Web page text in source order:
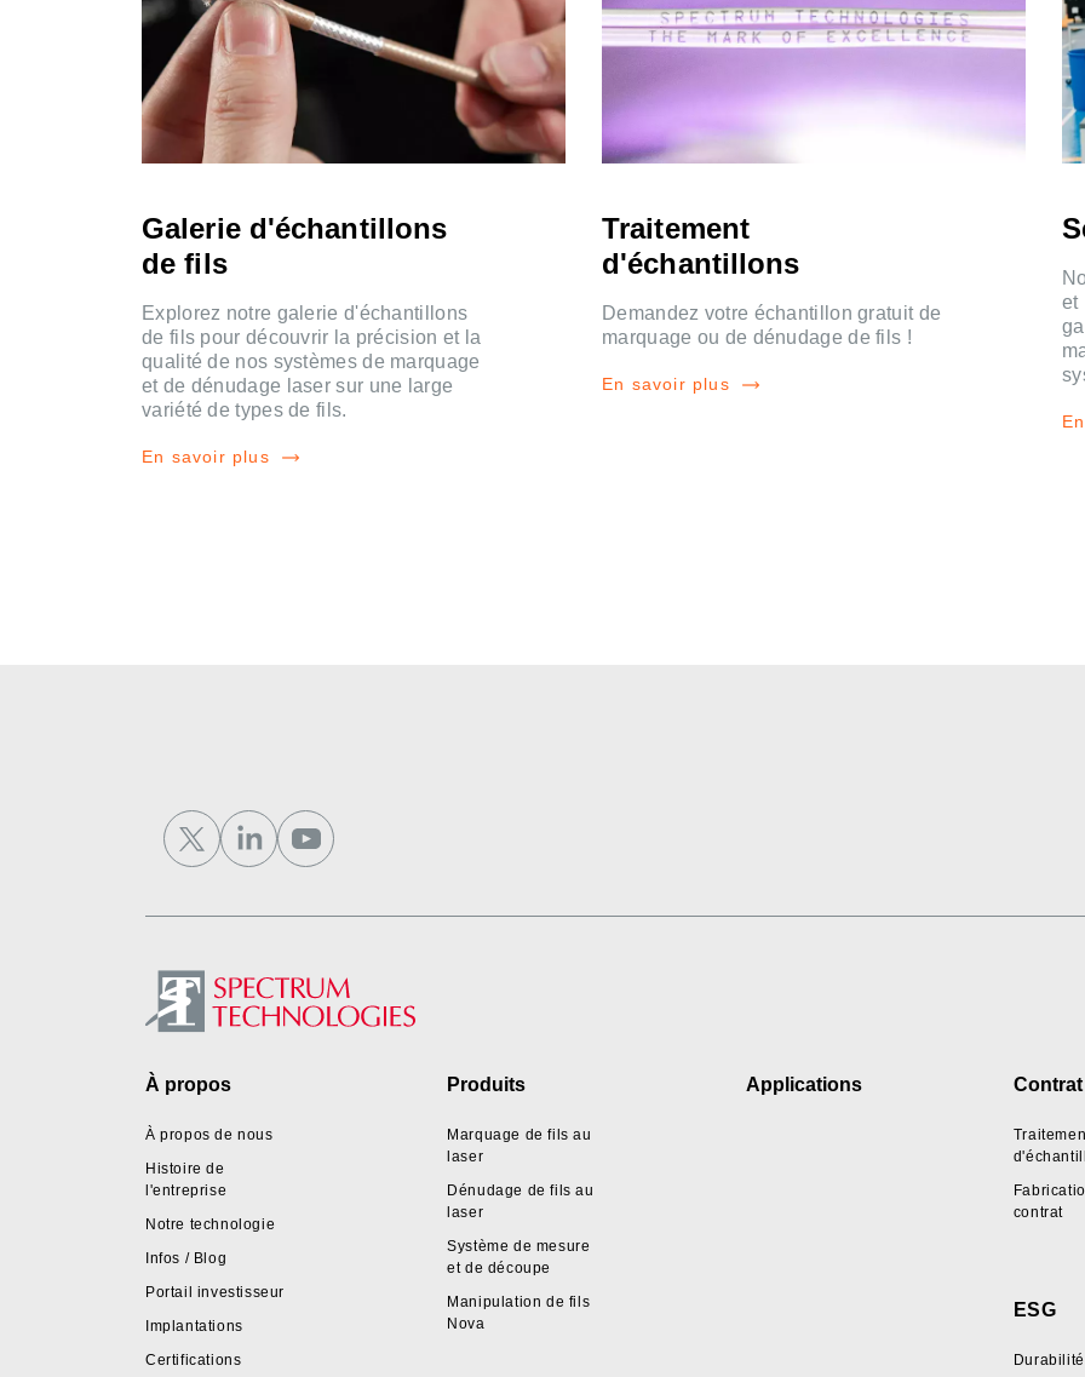
Galerie d'échantillons
de fils
Explorez notre galerie d'échantillons
de fils pour découvrir la précision et la
qualité de nos systèmes de marquage
et de dénudage laser sur une large
variété de types de fils.
En savoir plus
Traitement
d'échantillons
Demandez votre échantillon gratuit de
marquage ou de dénudage de fils !
En savoir plus
et
Footer
À propos
À propos de nous
Histoire de
l'entreprise
Notre technologie
Infos / Blog
Portail investisseur
Implantations
Certifications
Produits
Marquage de fils au
laser
Dénudage de fils au
laser
Système de mesure
et de découpe
Manipulation de fils
Nova
Applications Contrat
contrat
ESG
Durabilité